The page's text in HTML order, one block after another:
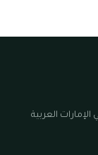
العربية